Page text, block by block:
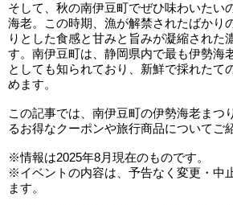
そして、秋の南伊豆町でぜひ味わいたい
海老。この時期、漁が解禁されたばかり
りとした食感と甘みと旨みが凝縮された
す。南伊豆町は、静岡県内で最も伊勢海
としても知られており、新鮮で採れたて
めます。
この記事では、南伊豆町の伊勢海老まつ
るお得なクーポンや旅行商品についてご
※情報は2025年8月現在のものです。
※イベントの内容は、予告なく変更・中
ます。